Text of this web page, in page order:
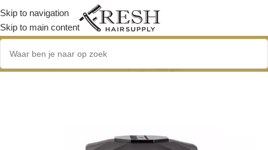
Skip to navigation
Skip to main content
Home/ Haarproducten/ Haarstyling/ Haargel